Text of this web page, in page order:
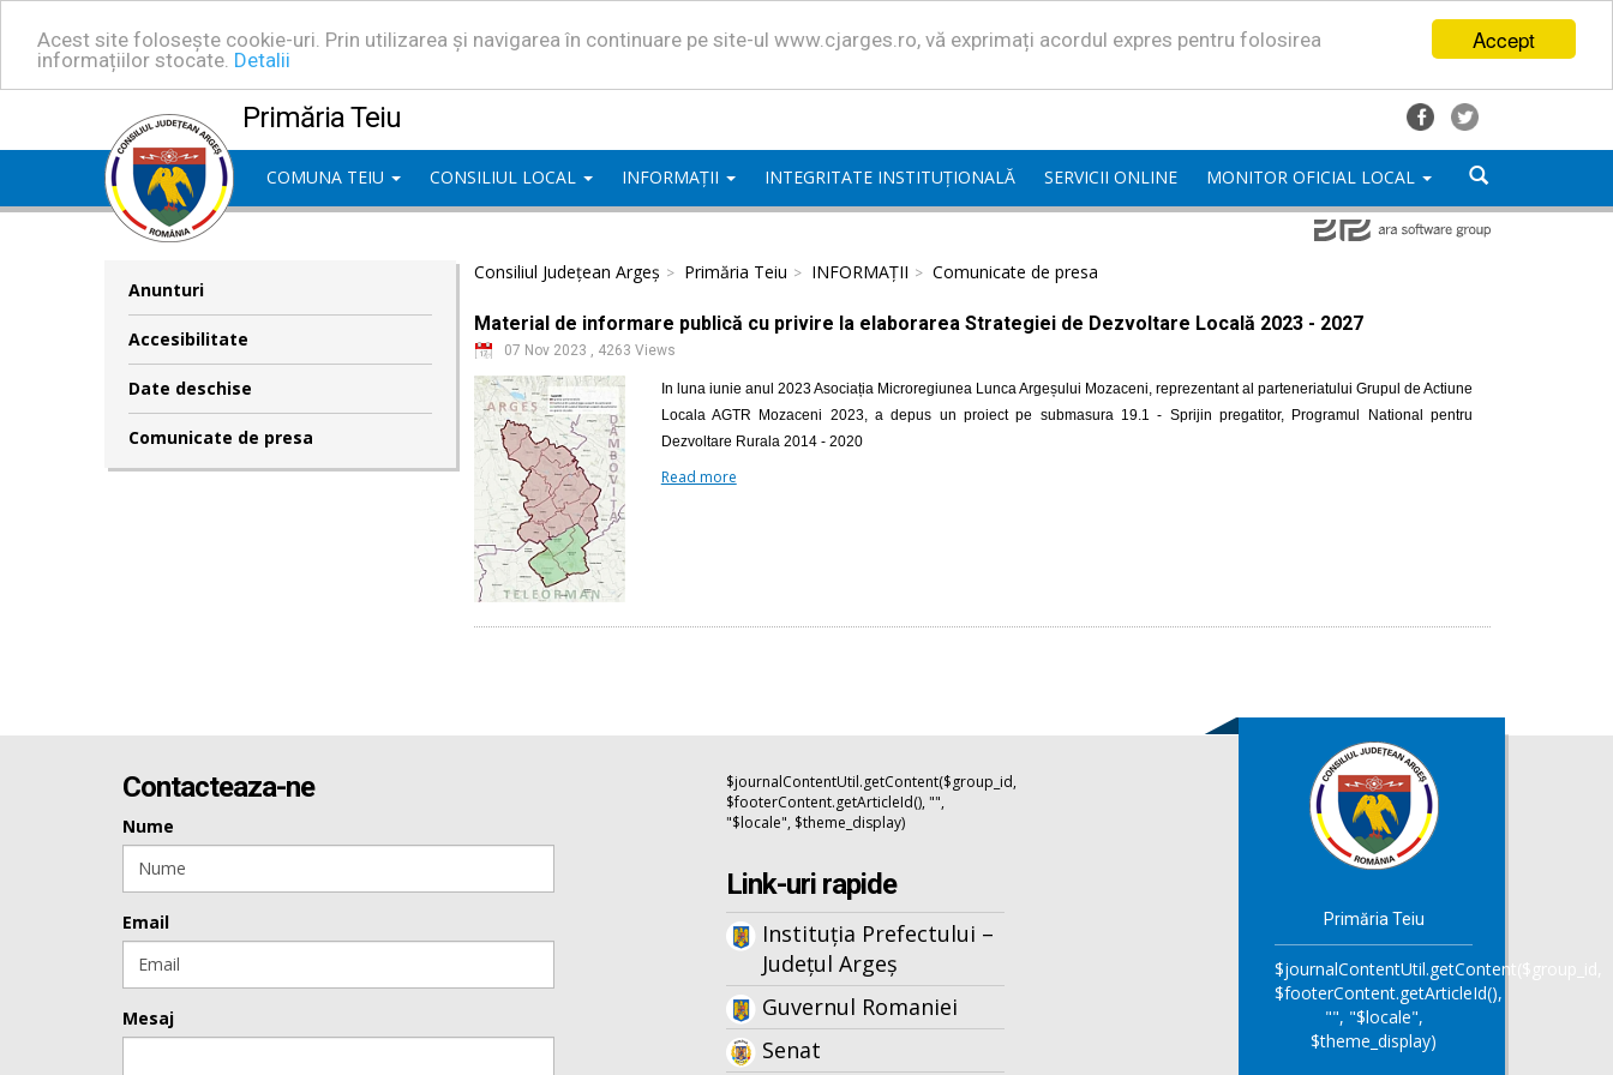
Accept
Acest site folosește cookie-uri. Prin utilizarea și navigarea în continuare pe site-ul www.cjarges.ro, vă exprimați acordul expres pentru folosirea
informațiilor stocate. Detalii
Primăria Teiu
COMUNA TEIU CONSILIUL LOCAL INFORMAȚII INTEGRITATE INSTITUȚIONALĂ SERVICII ONLINE MONITOR OFICIAL LOCAL
Anunturi
Accesibilitate
Date deschise
Comunicate de presa
Consiliul Județean Argeș Primăria Teiu INFORMAȚII Comunicate de presa
Material de informare publică cu privire la elaborarea Strategiei de Dezvoltare Locală 2023 - 2027
07 Nov 2023 , 4263 Views
In luna iunie anul 2023 Asociația Microregiunea Lunca Argeșului Mozaceni, reprezentant al parteneriatului Grupul de Actiune
Locala AGTR Mozaceni 2023, a depus un proiect pe submasura 19.1 - Sprijin pregatitor, Programul National pentru
Dezvoltare Rurala 2014 - 2020
Read more
Contacteaza-ne
Nume
Email
Mesaj
$journalContentUtil.getContent($group_id,
$footerContent.getArticleId(), "",
"$locale", $theme_display)
Link-uri rapide
Instituția Prefectului –
Județul Argeș
Guvernul Romaniei
Senat
Primăria Teiu
$journalContentUtil.getContent($group_id,
$footerContent.getArticleId(),
"", "$locale",
$theme_display)